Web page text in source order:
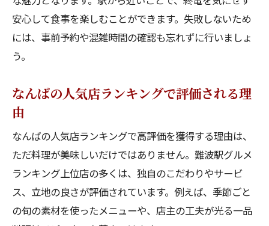
安心して食事を楽しむことができます。失敗しないため
には、事前予約や混雑時間の確認も忘れずに行いましょ
う。
なんばの人気店ランキングで評価される理
由
なんばの人気店ランキングで高評価を獲得する理由は、
ただ料理が美味しいだけではありません。難波駅グルメ
ランキング上位店の多くは、独自のこだわりやサービ
ス、立地の良さが評価されています。例えば、季節ごと
の旬の素材を使ったメニューや、店主の工夫が光る一品